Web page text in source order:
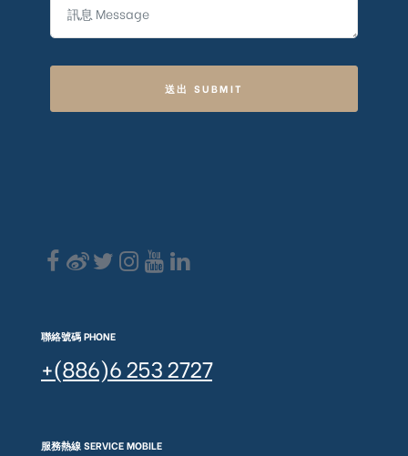
送出 SUBMIT
聯絡號碼 PHONE
+(886)6 253 2727
服務熱線 SERVICE MOBILE